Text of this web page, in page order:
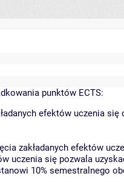
punktów ECTS:
efektów uczenia
zakładanych efektów
uczenia się pozwala
10% semestralnego